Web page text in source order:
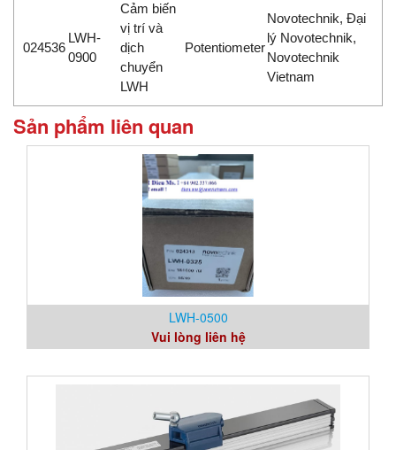
024536
LWH-
0900
Cảm biến
vị trí và
dịch
chuyển
LWH
Potentiometer
Novotechnik, Đại
lý Novotechnik,
Novotechnik
Vietnam
Sản phẩm liên quan
LWH-0500
Vui lòng liên hệ